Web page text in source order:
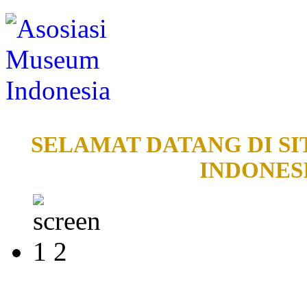
SELAMAT DATANG DI